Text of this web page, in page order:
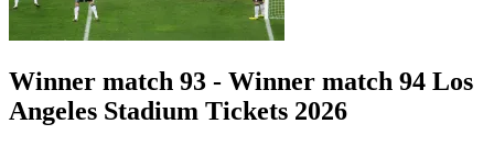
Winner match 93 - Winner match 94 Los
Angeles Stadium Tickets 2026